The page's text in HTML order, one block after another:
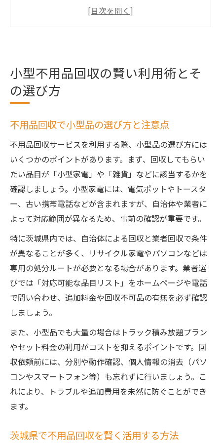
不用品回収と自治体回収の違いを比較
手軽に小型不用品を処分するためのコツ
不用品回収で手軽に小型品を処分する方法
不用品回収の無料相談を上手に使うコツ
迅速な不用品回収依頼で生活を快適に
不用品回収で即日対応希望時のポイント
初めてでも安心な不用品回収サービス活用法
初めての不用品回収で安心な業者選び
不用品回収の流れと事前確認ポイント
安心して依頼できる不用品回収の基準
不用品回収でトラブル事例と対策を解説
電話やLINEで不用品回収を簡単相談
小型家電の回収ポイントを徹底解説します
不用品回収で小型家電を確実に処分する方
法
小型家電の不用品回収で買取制度を活用
不用品回収で小型品ごとの注意点まとめ
リサイクルを意識した不用品回収の工夫
不用品回収利用でトラブル回避する方法とは
安心な不用品回収のための事前チェック
小型不用品回収の賢い利用術とそ
の選び方
不用品回収で小型品の選び方と注意点
不用品回収サービスを利用する際、小型品の選び方には
いくつかのポイントがあります。まず、回収してもらい
たい品目が「小型家電」や「雑貨」などに該当するかを
確認しましょう。小型家電には、電気ポットやトースタ
ー、古い携帯電話などが含まれますが、自治体や業者に
よって対応範囲が異なるため、事前の確認が重要です。
特に茨城県内では、自治体による回収と業者回収で条件
が異なることが多く、リサイクル家電やパソコンなどは
専用の処分ルートが必要となる場合があります。業者選
びでは「対応可能な品目リスト」をホームページや電話
で問い合わせ、追加料金や回収不可品の有無を必ず確認
しましょう。
また、小型品でも大量の場合はトラック積み放題プラン
やセット料金の利用がコストを抑えるポイントです。回
収依頼前には、分別や動作確認、個人情報の消去（パソ
コンやスマートフォン等）も忘れずに行いましょう。こ
れにより、トラブルや追加費用を未然に防ぐことができ
ます。
茨城県で不用品回収を賢く活用する方法